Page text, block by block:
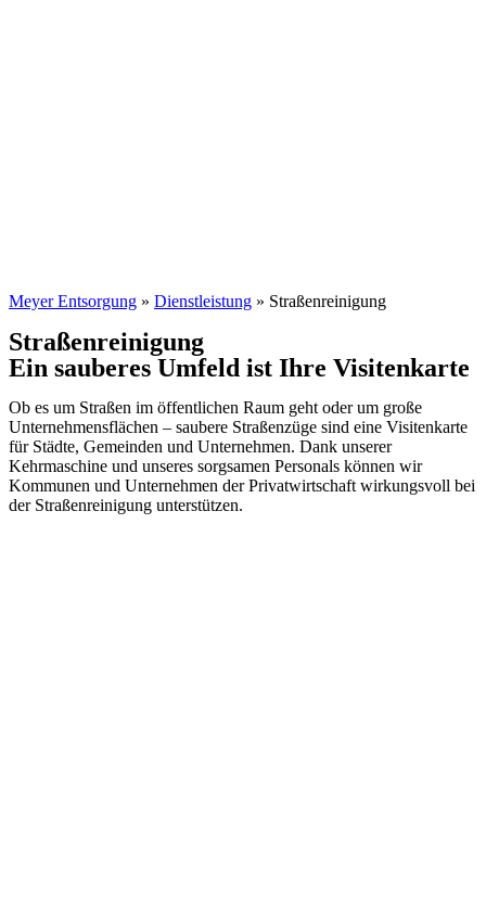
Meyer Entsorgung » Dienstleistung » Straßenreinigung
Straßenreinigung
Ein sauberes Umfeld ist Ihre Visitenkarte
Ob es um Straßen im öffentlichen Raum geht oder um große
Unternehmensflächen – saubere Straßenzüge sind eine Visitenkarte
für Städte, Gemeinden und Unternehmen. Dank unserer
Kehrmaschine und unseres sorgsamen Personals können wir
Kommunen und Unternehmen der Privatwirtschaft wirkungsvoll bei
der Straßenreinigung unterstützen.